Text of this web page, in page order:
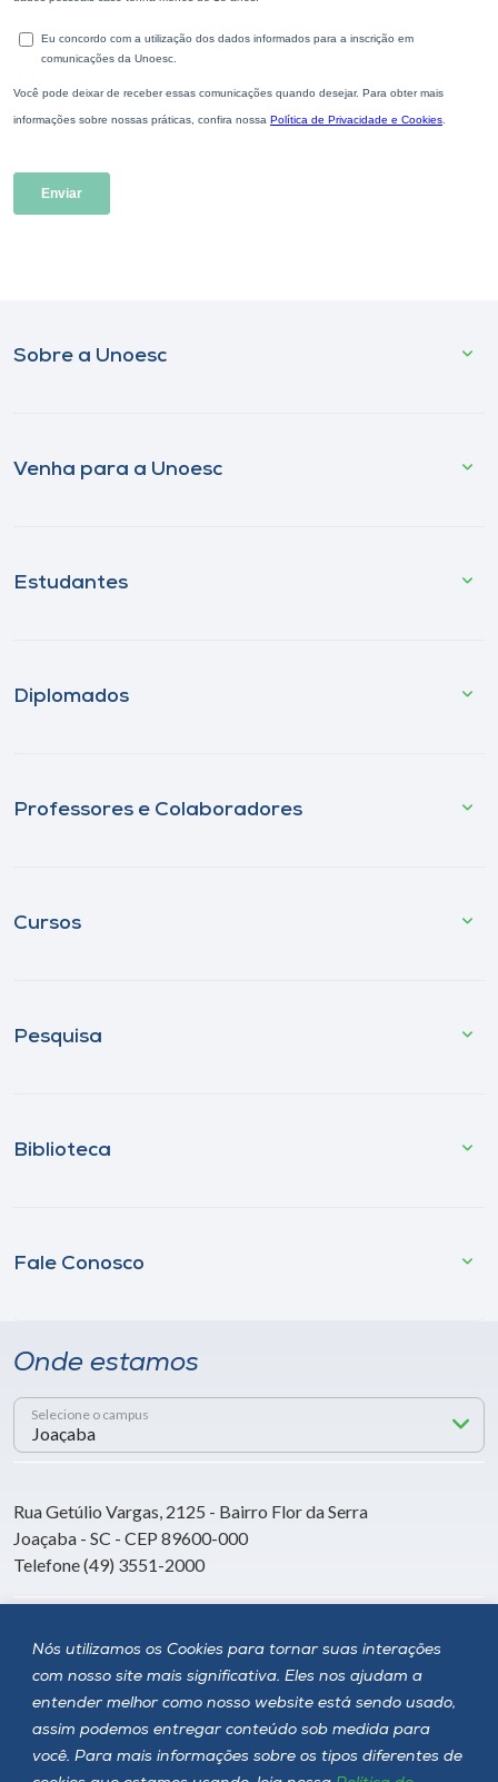
Nós utilizamos os Cookies para tornar suas interações
com nosso site mais significativa. Eles nos ajudam a
entender melhor como nosso website está sendo usado,
assim podemos entregar conteúdo sob medida para
você. Para mais informações sobre os tipos diferentes de
Sobre a Unoesc
Venha para a Unoesc
Estudantes
Diplomados
Professores e Colaboradores
Cursos
Pesquisa
Biblioteca
Fale Conosco
Onde estamos
Selecione o campus
Rua Getúlio Vargas, 2125 - Bairro Flor da Serra
Joaçaba - SC - CEP 89600-000
Telefone (49) 3551-2000
Siga a Unoesc